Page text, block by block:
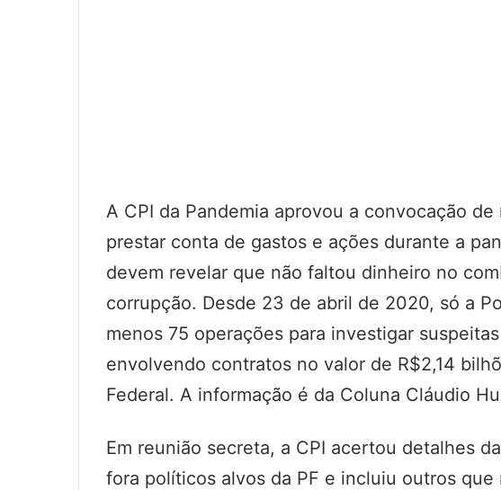
A CPI da Pandemia aprovou a convocação
prestar conta de gastos e ações durante a
devem revelar que não faltou dinheiro no
corrupção. Desde 23 de abril de 2020, só a
menos 75 operações para investigar
envolvendo contratos no valor de R$2,14
Federal. A informação é da Coluna Cláudio
Em reunião secreta, a CPI acertou detalhes
fora políticos alvos da PF e incluiu outros que